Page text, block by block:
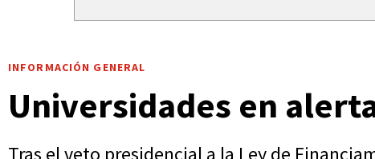
INFORMACIÓN GENERAL
Universidades en
Tras el veto presidencial a la Ley de